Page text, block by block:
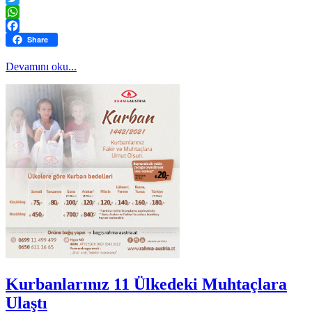
Twitter
WhatsApp
Facebook
Share
Devamını oku...
Kurbanlarınız 11 Ülkedeki Muhtaçlara
Ulaştı